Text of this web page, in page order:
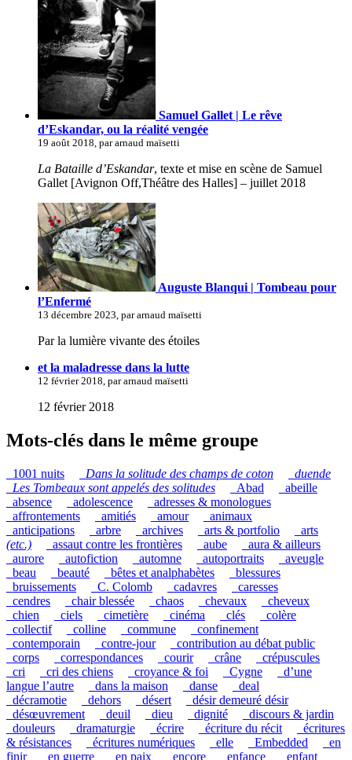
Samuel Gallet | Le rêve
d’Eskandar, ou la réalité vengée
19 août 2018, par arnaud maïsetti
La Bataille d’Eskandar, texte et mise en scène de Samuel
Gallet [Avignon Off,Théâtre des Halles] – juillet 2018
Auguste Blanqui | Tombeau pour
l’Enfermé
13 décembre 2023, par arnaud maïsetti
Par la lumière vivante des étoiles
et la maladresse dans la lutte
12 février 2018, par arnaud maïsetti
12 février 2018
Mots-clés dans le même groupe
_1001 nuits Dans la solitude des champs de coton
duende
Les Tombeaux sont appelés des solitudes _Abad
_abeille
_absence
_adolescence
_adresses & monologues
_affrontements
_amitiés _amour
_animaux
_anticipations
_arbre _archives _arts & portfolio
_arts
(etc.)
_assaut contre les frontières _aube
_aura & ailleurs
_aurore
_autofiction _automne _autoportraits
_aveugle
_beau
_beauté _bêtes et analphabètes
_blessures
_bruissements
_C. Colomb _cadavres
_caresses
_cendres
_chair blessée _chaos _chevaux
_cheveux
_chien
_ciels _cimetière _cinéma _clés
_colère
_collectif
_colline _commune
_confinement
_contemporain
_contre-jour
_contribution au débat public
_corps
_correspondances _courir _crâne
_crépuscules
_cri
_cri des chiens _croyance & foi _Cygne
_d’une
langue l’autre
_dans la maison _danse
_deal
_décramotie
_dehors _désert
_désir demeuré désir
_désœuvrement
_deuil _dieu _dignité
_discours & jardin
_douleurs
_dramaturgie _écrire _écriture du récit
_écritures
& résistances
_écritures numériques _elle _Embedded
_en
finir
_en guerre _en paix _encore _enfance _enfant